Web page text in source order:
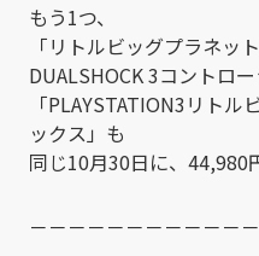
もう1つ、
「リトルビッグプラネット
DUALSHOCK 3コントロ
「PLAYSTATION3リト
ックス」も
同じ10月30日に、44,980
－－－－－－－－－－－